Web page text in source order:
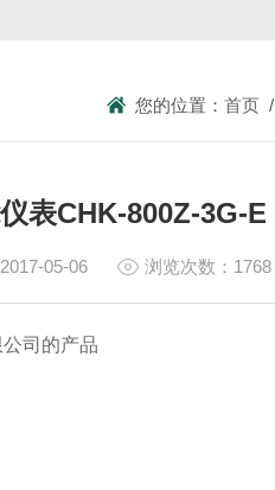
您的位置： 首页 /
表CHK-800Z-3G-E
2017-05-06 浏览次数：1768
司的产品